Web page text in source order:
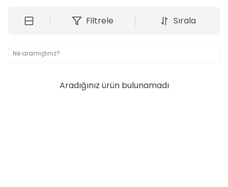
Filtrele Sırala
Aradığınız ürün bulunamadı